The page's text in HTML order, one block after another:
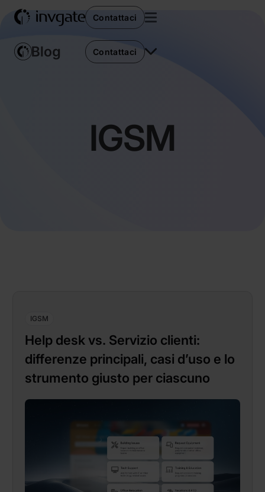
Contattaci
Contattaci
IGSM
IGSM
Help desk vs. Servizio clienti:
differenze principali, casi d’uso e lo
strumento giusto per ciascuno